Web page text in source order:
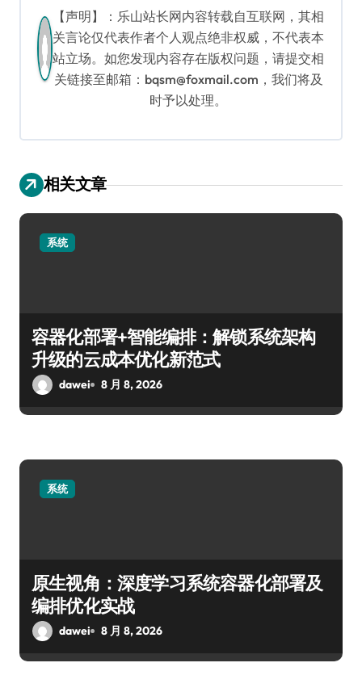
【声明】：乐山站长网内容转载自互联网，其相
关言论仅代表作者个人观点绝非权威，不代表本
站立场。如您发现内容存在版权问题，请提交相
关链接至邮箱：bqsm@foxmail.com，我们将及
时予以处理。
相关文章
系统
容器化部署+智能编排：解锁系统架构
升级的云成本优化新范式
dawei 8 月 8, 2026
系统
原生视角：深度学习系统容器化部署及
编排优化实战
dawei 8 月 8, 2026